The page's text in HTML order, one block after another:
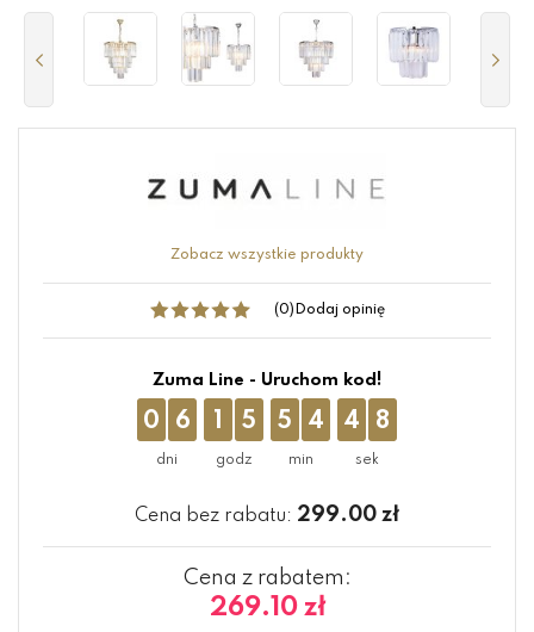
Zobacz wszystkie produkty
(0) Dodaj opinię
Zuma Line - Uruchom kod!
0 6 1 5 5 4 4 8
Cena bez rabatu: 299.00 zł
Cena z rabatem:
269.10 zł